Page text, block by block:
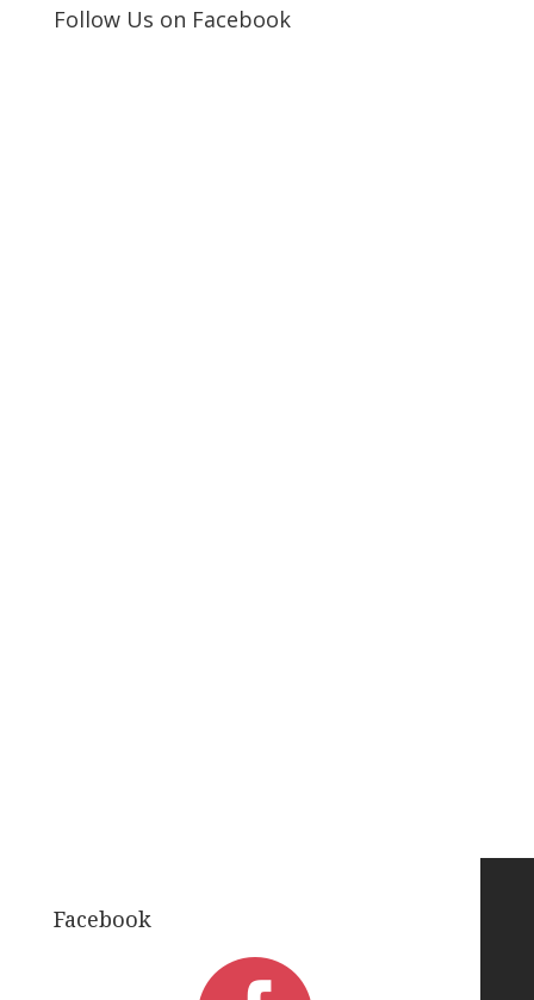
Follow Us on Facebook
Facebook